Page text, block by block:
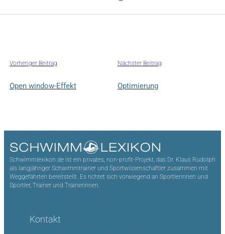
Vorheriger Beitrag
Open window-Effekt
Nächster Beitrag
Optimierung
Schwimmlexikon.de ist ein privates, non-profit-Projekt, das Dr. Klaus Rudolph
als langjähriger Schwimmtrainer und Sportwissenschaftler zusammen mit
Weggefährten bereitstellt. Es richtet sich vorwiegend an Sportlerinnen und
Sportler, Trainer und Trainerinnen.
Kontakt